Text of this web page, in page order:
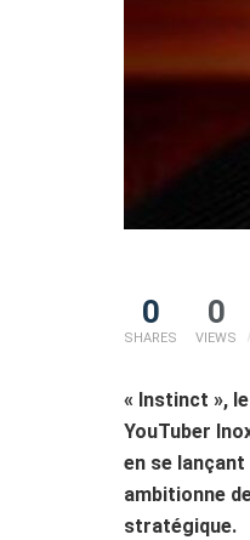
0
SHARES
0
VIEWS
« Instinct »,
YouTuber
en se lançant
ambitionne
stratégique.